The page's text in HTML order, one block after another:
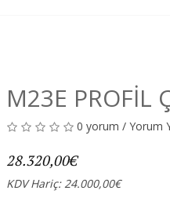
M23E PROFIL
0 yorum / Yorum
28.320,00€
KDV Hariç: 24.000,00€